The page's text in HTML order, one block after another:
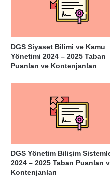
DGS Siyaset Bilimi ve Kamu
Yönetimi 2024 – 2025 Taban
Puanları ve Kontenjanları
DGS Yönetim Bilişim
2024 – 2025 Taban Puanları
Kontenjanları